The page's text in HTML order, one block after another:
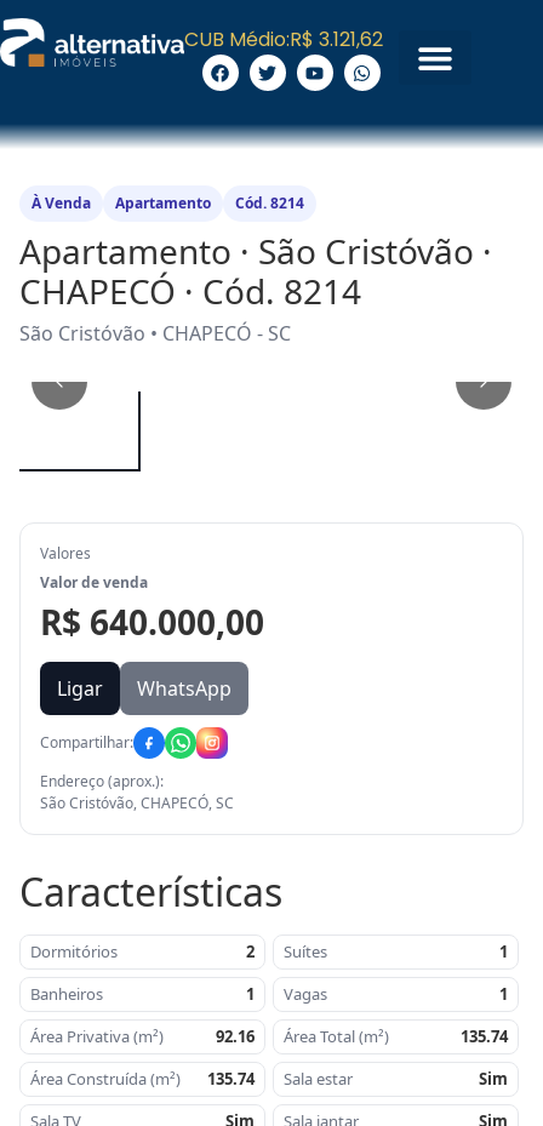
CUB Médio:R$ 3.121,62
À Venda Apartamento Cód. 8214
Apartamento · São Cristóvão ·
CHAPECÓ · Cód. 8214
São Cristóvão • CHAPECÓ - SC
Valores
Valor de venda
R$ 640.000,00
Ligar WhatsApp
Compartilhar:
Endereço (aprox.):
São Cristóvão, CHAPECÓ, SC
Características
Dormitórios 2 Suítes
1
Banheiros
1 Vagas
1
Área Privativa (m²)
92.16 Área Total (m²)
135.74
Área Construída (m²)
135.74 Sala estar
Sim
Sala TV
Sim Sala jantar
Sim